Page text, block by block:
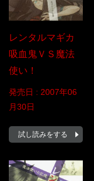
レンタルマギカ
吸血鬼ＶＳ魔法
使い！
発売日 : 2007年06
月30日
試し読みをする